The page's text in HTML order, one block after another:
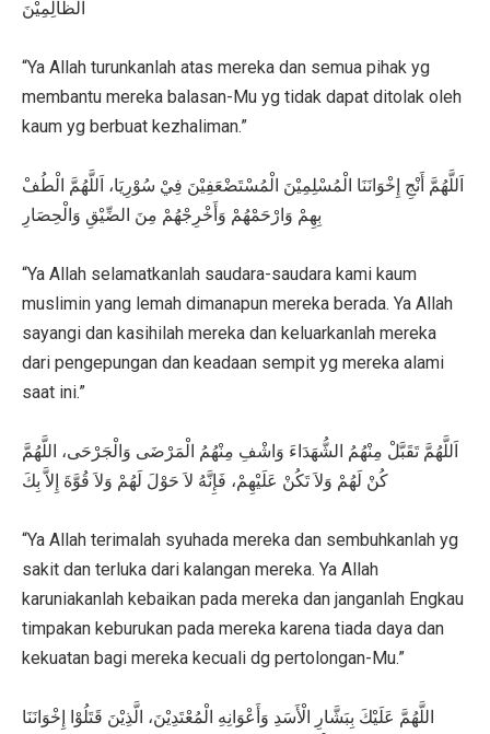
الظَّالِمِيْنَ
“Ya Allah turunkanlah atas mereka dan semua pihak yg
membantu mereka balasan-Mu yg tidak dapat ditolak oleh
kaum yg berbuat kezhaliman.”
اَللَّهُمَّ أَنْجِ إِخْوَانَنَا الْمُسْلِمِيْنَ الْمُسْتَضْعَفِيْنَ فِيْ سُوْرِيَا، اَللَّهُمَّ الْطُفْ
بِهِمْ وَارْحَمْهُمْ وَأَخْرِجْهُمْ مِنَ الضِّيْقِ وَالْحِصَارِ
“Ya Allah selamatkanlah saudara-saudara kami kaum
muslimin yang lemah dimanapun mereka berada. Ya Allah
sayangi dan kasihilah mereka dan keluarkanlah mereka
dari pengepungan dan keadaan sempit yg mereka alami
saat ini.”
اَللَّهُمَّ تَقَبَّلْ مِنْهُمُ الشُّهَدَاءَ وَاشْفِ مِنْهُمُ الْمَرْضَى وَالْجَرْحَى، اللَّهُمَّ
كُنْ لَهُمْ وَلاَ تَكُنْ عَلَيْهِمْ، فَإِنَّهُ لاَ حَوْلَ لَهُمْ وَلاَ قُوَّةَ إِلاَّ بِكَ
“Ya Allah terimalah syuhada mereka dan sembuhkanlah yg
sakit dan terluka dari kalangan mereka. Ya Allah
karuniakanlah kebaikan pada mereka dan janganlah Engkau
timpakan keburukan pada mereka karena tiada daya dan
kekuatan bagi mereka kecuali dg pertolongan-Mu.”
اللَّهُمَّ عَلَيْكَ بِبَشَّارِ الْأَسَدِ وَأَعْوَانِهِ الْمُعْتَدِيْنَ، الَّذِيْنَ قَتَلُوْا إِخْوَانَنَا